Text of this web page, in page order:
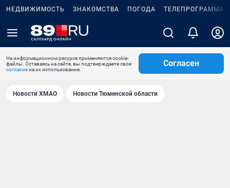
НЕДВИЖИМОСТЬ ЗНАКОМСТВА ПОГОДА ТЕЛЕПРОГРАММА
На информационном ресурсе применяются cookie-
файлы. Оставаясь на сайте, вы подтверждаете свое
согласиена их использование.
Согласен
Новости ХМАО Новости Тюменской области